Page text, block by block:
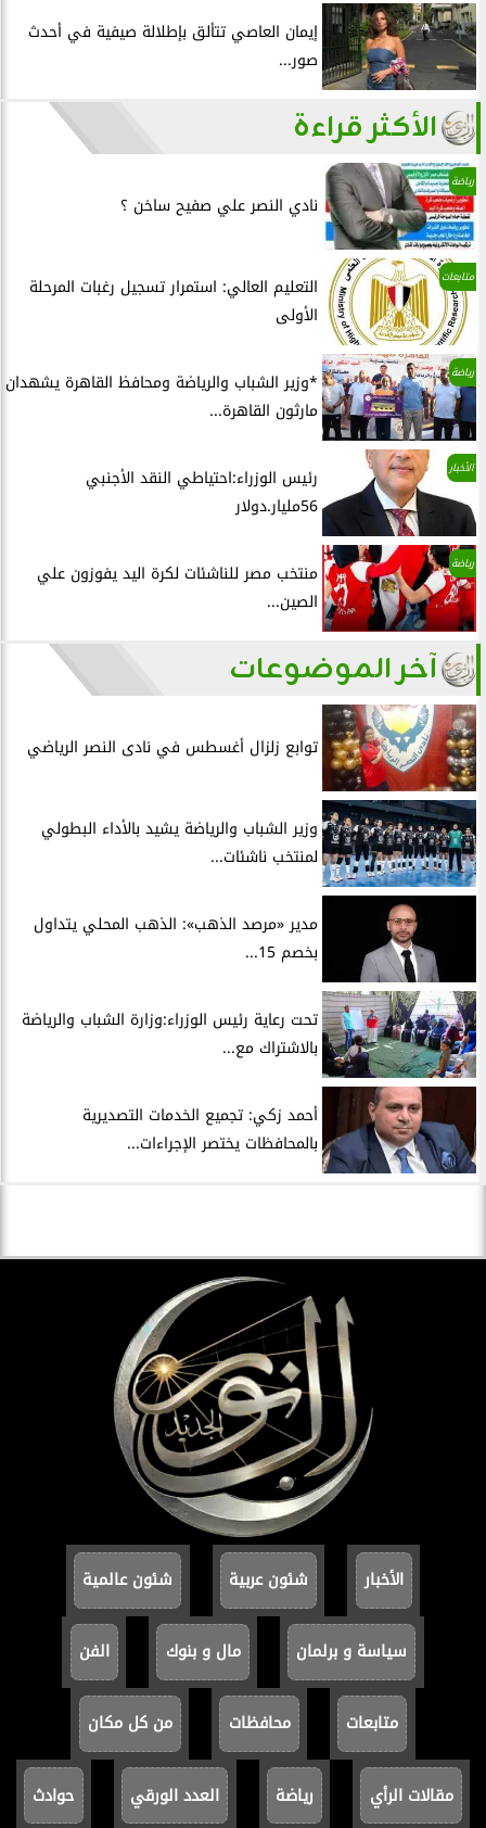
إيمان العاصي تتألق بإطلالة صيفية في أحدث
صور...
الأكثر قراءة
رياضة
نادي النصر علي صفيح ساخن ؟
متابعات
التعليم العالي: استمرار تسجيل رغبات المرحلة
الأولى
رياضة
*وزير الشباب والرياضة ومحافظ القاهرة يشهدان
مارثون القاهرة...
الأخبار
رئيس الوزراء:احتياطي النقد الأجنبي
56مليار.دولار
رياضة
منتخب مصر للناشئات لكرة اليد يفوزون علي
الصين...
آخر الموضوعات
توابع زلزال أغسطس في نادى النصر الرياضي
وزير الشباب والرياضة يشيد بالأداء البطولي
لمنتخب ناشئات...
مدير «مرصد الذهب»: الذهب المحلي يتداول
بخصم 15...
تحت رعاية رئيس الوزراء:وزارة الشباب والرياضة
بالاشتراك مع...
أحمد زكي: تجميع الخدمات التصديرية
بالمحافظات يختصر الإجراءات...
الأخبار شئون عربية شئون عالمية
سياسة و برلمان مال و بنوك الفن
متابعات محافظات من كل مكان
مقالات الرأي رياضة العدد الورقي حوادث